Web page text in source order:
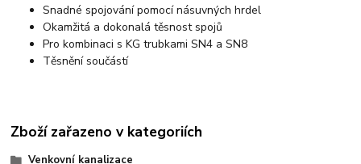
Snadné spojování pomocí násuvných hrdel
Okamžitá a dokonalá těsnost spojů
Pro kombinaci s KG trubkami SN4 a SN8
Těsnění součástí
Zboží zařazeno v kategoriích
Venkovní kanalizace